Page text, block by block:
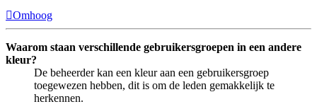
Omhoog
Waarom staan verschillende gebruikersgroepen in een andere
kleur?
De beheerder kan een kleur aan een gebruikersgroep
toegewezen hebben, dit is om de leden gemakkelijk te
herkennen.